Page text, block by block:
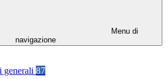
Menu di
navigazione
generali 87